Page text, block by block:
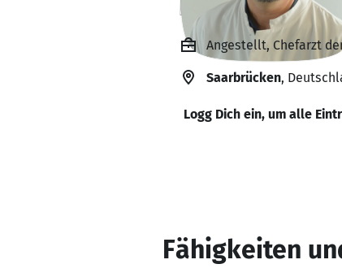
Dr. Christoph
Angestellt, Chefarzt
Saarbrücken,
Logg Dich ein, um alle
Fähigkeiten